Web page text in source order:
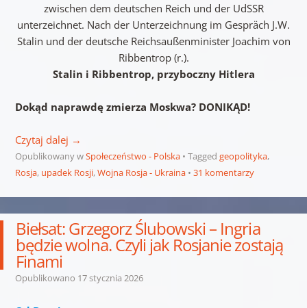
zwischen dem deutschen Reich und der UdSSR
unterzeichnet. Nach der Unterzeichnung im Gespräch J.W.
Stalin und der deutsche Reichsaußenminister Joachim von
Ribbentrop (r.).
Stalin i Ribbentrop, przyboczny Hitlera
Dokąd naprawdę zmierza Moskwa? DONIKĄD!
Czytaj dalej →
Opublikowany wSpołeczeństwo - Polska Tagged geopolityka,
Rosja, upadek Rosji,Wojna Rosja - Ukraina 31 komentarzy
Biełsat: Grzegorz Ślubowski – Ingria
będzie wolna. Czyli jak Rosjanie zostają
Finami
Opublikowano 17 stycznia 2026